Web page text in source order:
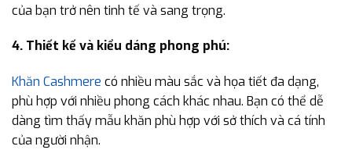
của bạn trở nên tinh tế và sang trọng.
4. Thiết kế và kiểu dáng phong phú:
Khăn Cashmere có nhiều màu sắc và họa tiết đa dạng,
phù hợp với nhiều phong cách khác nhau. Bạn có thể dễ
dàng tìm thấy mẫu khăn phù hợp với sở thích và cá tính
của người nhận.